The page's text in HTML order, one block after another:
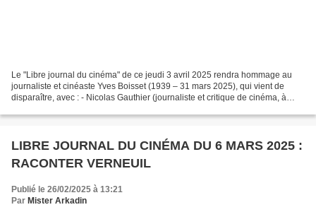
Le "Libre journal du cinéma" de ce jeudi 3 avril 2025 rendra hommage au
journaliste et cinéaste Yves Boisset (1939 – 31 mars 2025), qui vient de
disparaître, avec : - Nicolas Gauthier (journaliste et critique de cinéma, à
LIBRE JOURNAL DU CINÉMA DU 6 MARS 2025 :
RACONTER VERNEUIL
Publié le 26/02/2025 à 13:21
Par Mister Arkadin